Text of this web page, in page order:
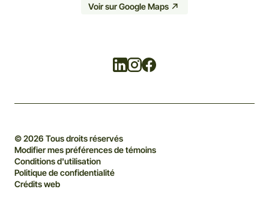
Voir sur Google Maps
LinkedinInstagram
© 2026 Tous droits réservés
Modifier mes préférences de témoins
Conditions d'utilisation
Politique de confidentialité
Crédits web